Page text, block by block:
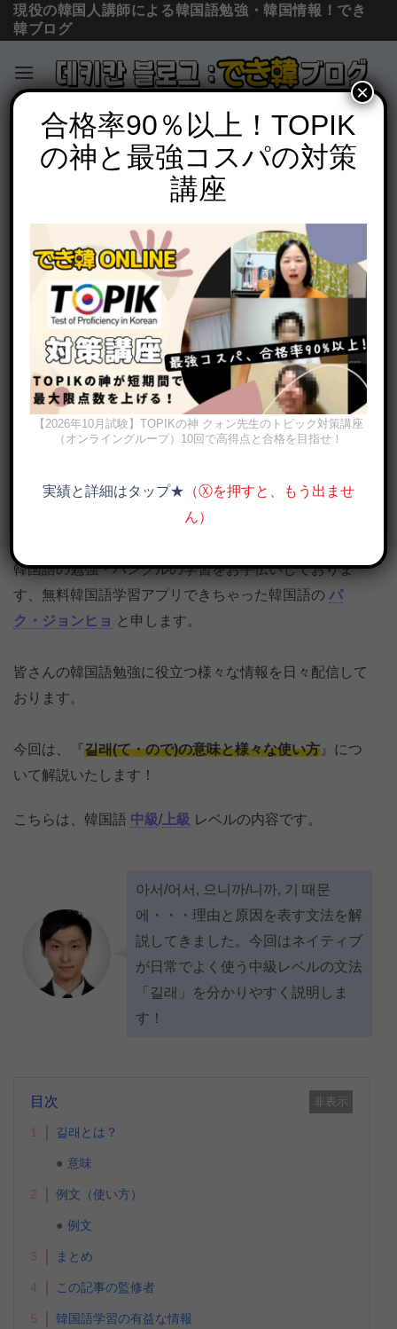
Skip
content
現役の韓国人講師による韓国語勉強・韓国情報！でき
韓ブログ
必須文法と表現
韓国語 길래とは？意味と様々な使い方を
例文で解説【中級 文法】
POSTED ON2021年1月30日 BY でき韓 パク先生
길래(て・ので)の意味と様々な使い方を例文で解説
韓国語の勉強・ハングルの学習をお手伝いしておりま
す、無料韓国語学習アプリできちゃった韓国語の パ
ク・ジョンヒョ と申します。
皆さんの韓国語勉強に役立つ様々な情報を日々配信して
おります。
今回は、『 길래(て・ので)の意味と様々な使い方 』につ
いて解説いたします！
こちらは、韓国語 中級/ 上級 レベルの内容です。
아서/어서, 으니까/니까, 기 때문
에・・・理由と原因を表す文法を解
説してきました。今回はネイティブ
が日常でよく使う中級レベルの文法
「길래」を分かりやすく説明しま
す！
目次 非表示
1 길래とは？
意味
2 例文（使い方）
例文
3 まとめ
4 この記事の監修者
5 韓国語学習の有益な情報
合格率90％以上！TOPIK
の神と最強コスパの対策
講座
【2026年10月試験】TOPIKの神 クォン先生のトピック対策講座
（オンライングループ）10回で高得点と合格を目指せ！
実績と詳細はタップ★ （Ⓧを押すと、もう出ませ
ん）
×